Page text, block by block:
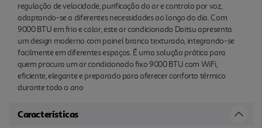
regulação de velocidade, purificação do ar e controlo por voz,
adaptando-se a diferentes necessidades ao longo do dia. Com
9000 BTU em frio e calor, este ar condicionado Daitsu apresenta
um design moderno com painel branco texturado, integrando-se
facilmente em diferentes espaços. É uma solução prática para
quem procura um ar condicionado fixo 9000 BTU com WiFi,
eficiente, elegante e preparado para oferecer conforto térmico
durante todo o ano
Características